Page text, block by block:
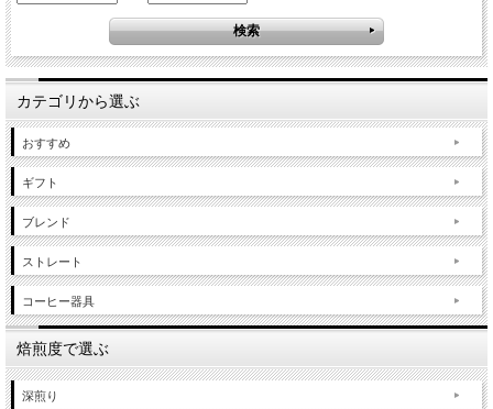
カテゴリから選ぶ
おすすめ
ギフト
ブレンド
ストレート
コーヒー器具
焙煎度で選ぶ
深煎り